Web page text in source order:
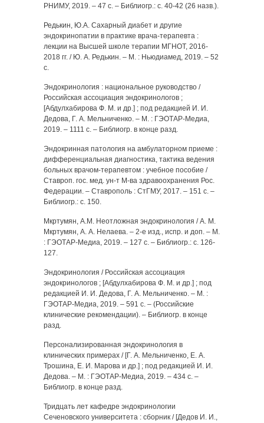
РНИМУ, 2019. – 47 с. – Библиогр.: с. 40-42 (26 назв.).
Редькин, Ю.А. Сахарный диабет и другие
эндокринопатии в практике врача-терапевта :
лекции на Высшей школе терапии МГНОТ, 2016-
2018 гг. / Ю. А. Редькин. – М. : Ньюдиамед, 2019. – 52
с.
Эндокринология : национальное руководство /
Российская ассоциация эндокринологов ;
[Абдулхабирова Ф. М. и др.] ; под редакцией И. И.
Дедова, Г. А. Мельниченко. – М. : ГЭОТАР-Медиа,
2019. – 1111 с. – Библиогр. в конце разд.
Эндокринная патология на амбулаторном приеме :
дифференциальная диагностика, тактика ведения
больных врачом-терапевтом : учебное пособие /
Ставроп. гос. мед. ун-т М-ва здравоохранения Рос.
Федерации. – Ставрополь : СтГМУ, 2017. – 151 с. –
Библиогр.: с. 150.
Мкртумян, А.М. Неотложная эндокринология / А. М.
Мкртумян, А. А. Нелаева. – 2-е изд., испр. и доп. – М.
: ГЭОТАР-Медиа, 2019. – 127 с. – Библиогр.: с. 126-
127.
Эндокринология / Российская ассоциация
эндокринологов ; [Абдулхабирова Ф. М. и др.] ; под
редакцией И. И. Дедова, Г. А. Мельниченко. – М. :
ГЭОТАР-Медиа, 2019. – 591 с. – (Российские
клинические рекомендации). – Библиогр. в конце
разд.
Персонализированная эндокринология в
клинических примерах / [Г. А. Мельниченко, Е. А.
Трошина, Е. И. Марова и др.] ; под редакцией И. И.
Дедова. – М. : ГЭОТАР-Медиа, 2019. – 434 с. –
Библиогр. в конце разд.
Тридцать лет кафедре эндокринологии
Сеченовского университета : сборник / [Дедов И. И.,